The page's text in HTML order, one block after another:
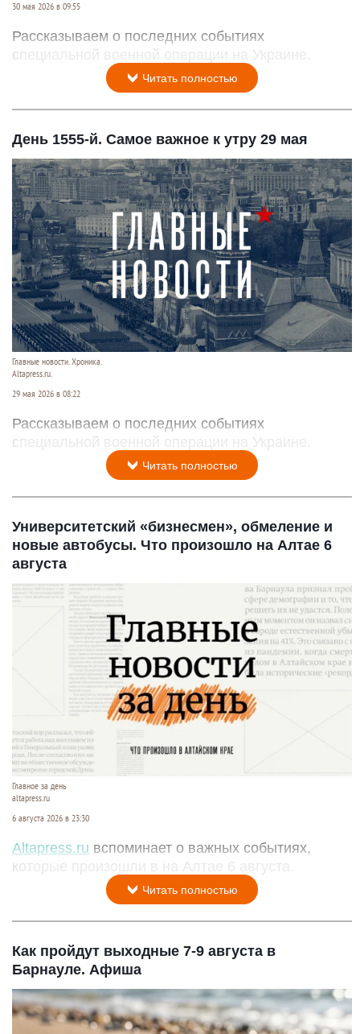
30 мая 2026 в 09:55
Рассказываем о последних событиях
специальной военной операции на Украине.
Читать полностью
День 1555-й. Самое важное к утру 29 мая
Главные новости. Хроника.
Altapress.ru.
29 мая 2026 в 08:22
Рассказываем о последних событиях
специальной военной операции на Украине.
Читать полностью
Университетский «бизнесмен», обмеление и
новые автобусы. Что произошло на Алтае 6
августа
Главное за день
altapress.ru
6 августа 2026 в 23:30
Altapress.ru вспоминает о важных событиях,
которые произошли в на Алтае 6 августа.
Читать полностью
Как пройдут выходные 7-9 августа в
Барнауле. Афиша